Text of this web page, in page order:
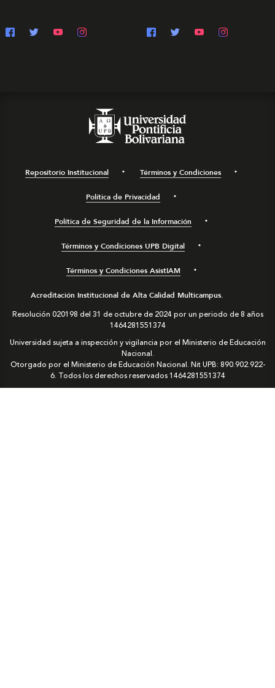
Repositorio Institucional Términos y Condiciones
Política de Privacidad
Política de Seguridad de la Información
Términos y Condiciones UPB Digital
Términos y Condiciones AsistIAM
Acreditación Institucional de Alta Calidad Multicampus.
Resolución 020198 del 31 de octubre de 2024 por un periodo de 8 años
1464281551374
Universidad sujeta a inspección y vigilancia por el Ministerio de Educación
Nacional.
Otorgado por el Ministerio de Educación Nacional. Nit UPB: 890.902.922-
6. Todos los derechos reservados1464281551374